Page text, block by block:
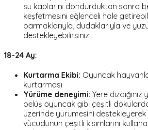
su kaplarını dondurduktan sonra
keşfetmesini eğlenceli hale
parmaklarıyla, dudaklarıyla ve
destekleyebilirsiniz.
18-24 Ay:
Kurtarma Ekibi: Oyuncak
kurtarması
Yürüme deneyimi: Yere dizdiğiniz
pelüş oyuncak gibi çeşitli
üzerinde yürümesini
vücudunun çeşitli kısımlarını